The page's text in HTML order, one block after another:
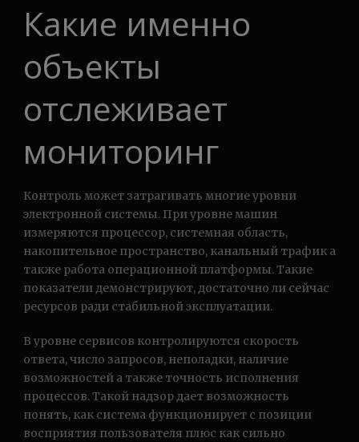
Какие именно
объекты
отслеживает
мониторинг
Контроль может затрагивать многие уровни
электронной системы. При уровне машин
измеряются процессор, системная область,
накопительное пространство, канальный трафик а
также работа операционной платформы. Такие
показатели демонстрируют, достаточно ли сейчас
ресурсов ради стабильной эксплуатации.
В уровне сервисов контролируются скорость
ответа, число запросов, неполадки, наличие
возможностей а также точность исполнения
процессов. Такой надзор дает возможность
понять, как система функционирует с позиции
восприятия пользователя плюс как сильно